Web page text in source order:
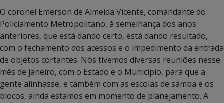
O coronel Emerson de Almeida Vicente, comandante do
Policiamento Metropolitano, à semelhança dos anos
anteriores, que está dando certo, está dando resultado,
com o fechamento dos acessos e o impedimento da entrada
de objetos cortantes. Nós tivemos diversas reuniões nesse
mês de janeiro, com o Estado e o Município, para que a
gente alinhasse, e também com as escolas de samba e os
blocos, ainda estamos em momento de planejamento. A